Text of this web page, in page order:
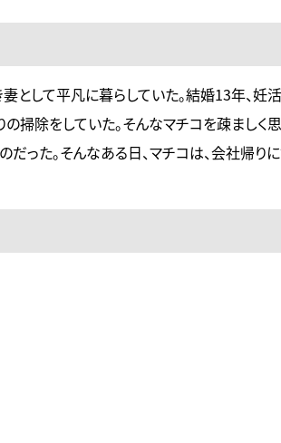
して平凡に暮らしていた。結婚13年、妊
の掃除をしていた。そんなマチコを疎まし
った。そんなある日、マチコは、会社帰り